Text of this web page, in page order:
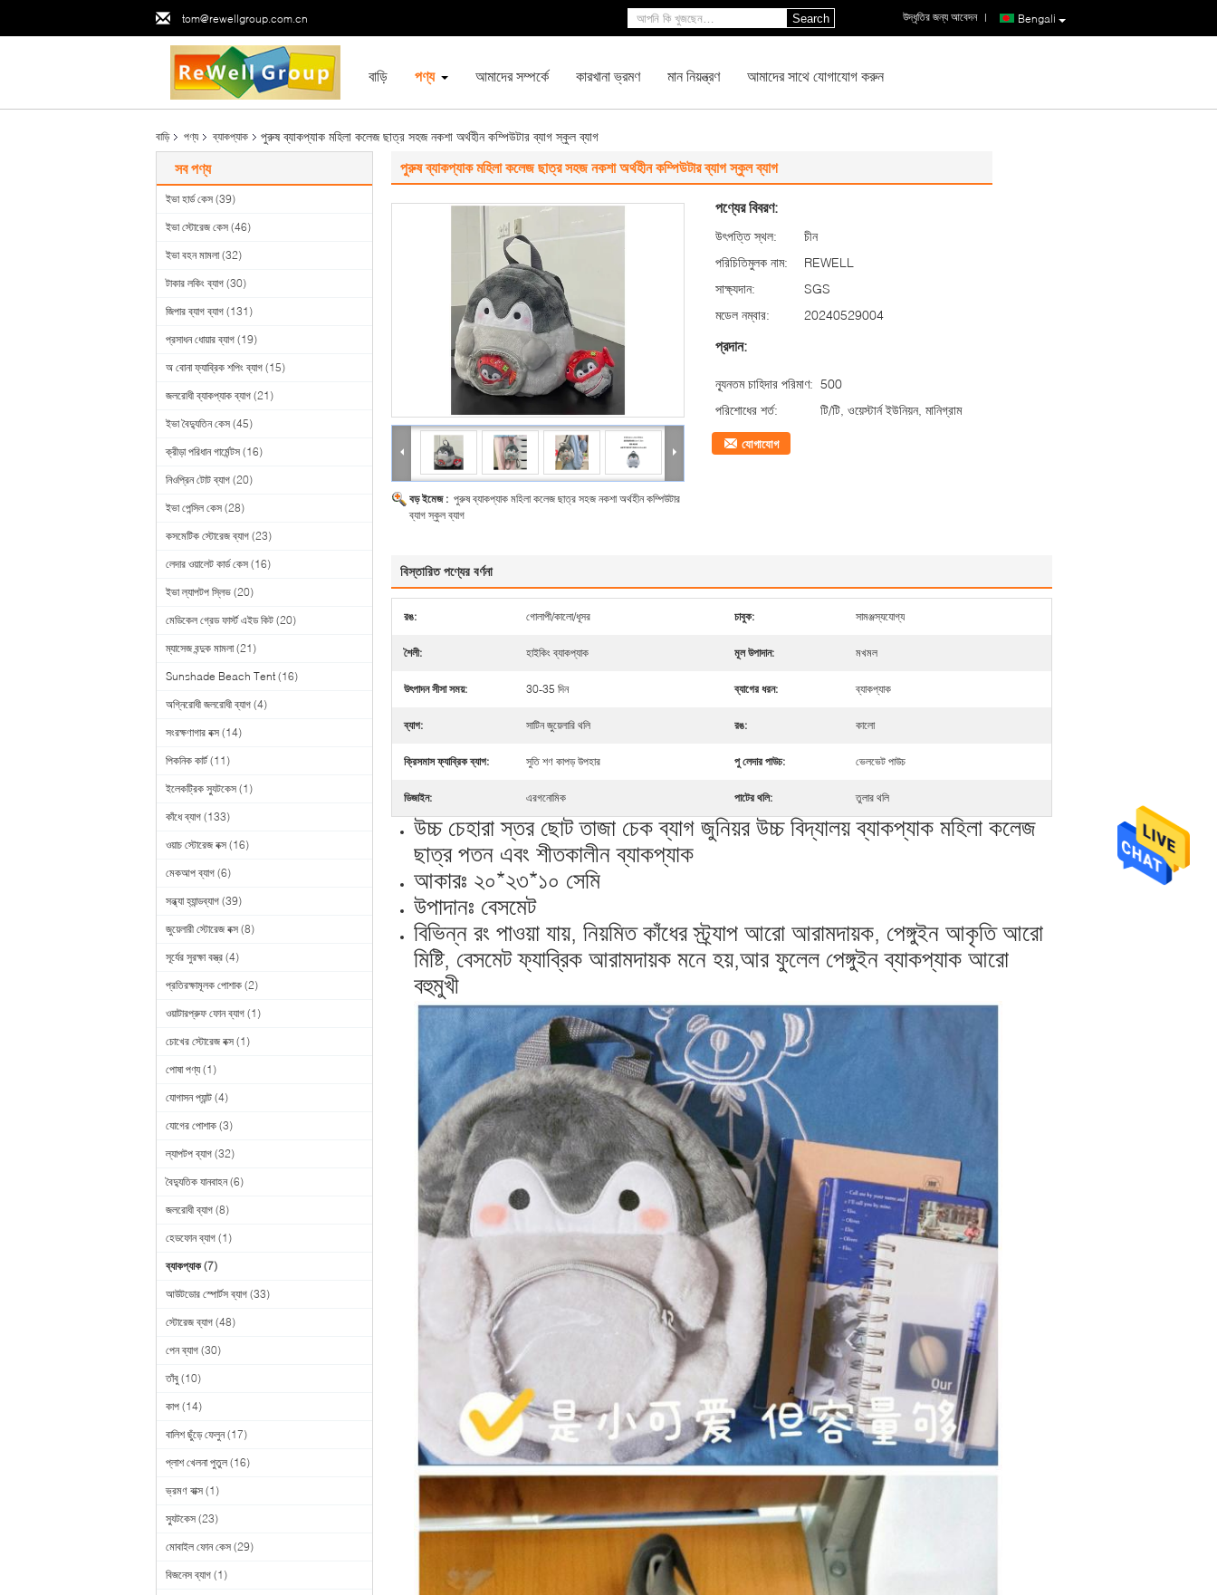
tom@rewellgroup.com.cn Bengali
উদ্ধৃতির জন্য আবেদন |
Search
বাড়ি পণ্য আমাদের সম্পর্কে কারখানা ভ্রমণ মান নিয়ন্ত্রণ আমাদের সাথে যোগাযোগ করুন
বাড়ি পণ্য ব্যাকপ্যাক পুরুষ ব্যাকপ্যাক মহিলা কলেজ ছাত্র সহজ নকশা অর্থহীন কম্পিউটার ব্যাগ স্কুল ব্যাগ
সব পণ্য
ইভা হার্ড কেস (39)
ইভা স্টোরেজ কেস (46)
ইভা বহন মামলা (32)
টাকার লকিং ব্যাগ (30)
জিপার ব্যাগ ব্যাগ (131)
প্রসাধন ধোয়ার ব্যাগ (19)
অ বোনা ফ্যাব্রিক শপিং ব্যাগ (15)
জলরোধী ব্যাকপ্যাক ব্যাগ (21)
ইভা বৈদ্যুতিন কেস (45)
ক্রীড়া পরিধান গার্মেন্টস (16)
নিওপ্রিন টোট ব্যাগ (20)
ইভা পেন্সিল কেস (28)
কসমেটিক স্টোরেজ ব্যাগ (23)
লেদার ওয়ালেট কার্ড কেস (16)
ইভা ল্যাপটপ স্লিভ (20)
মেডিকেল গ্রেড ফার্স্ট এইড কিট (20)
ম্যাসেজ বন্দুক মামলা (21)
Sunshade Beach Tent (16)
অগ্নিরোধী জলরোধী ব্যাগ (4)
সংরক্ষণাগার বক্স (14)
পিকনিক কার্ট (11)
ইলেকট্রিক স্যুটকেস (1)
কাঁধে ব্যাগ (133)
ওয়াচ স্টোরেজ বক্স (16)
মেকআপ ব্যাগ (6)
সন্ধ্যা হ্যান্ডব্যাগ (39)
জুয়েলারী স্টোরেজ বক্স (8)
সূর্যের সুরক্ষা বস্ত্র (4)
প্রতিরক্ষামূলক পোশাক (2)
ওয়াটারপ্রুফ ফোন ব্যাগ (1)
চোখের স্টোরেজ বক্স (1)
পোষা পণ্য (1)
যোগাসন প্যান্ট (4)
যোগের পোশাক (3)
ল্যাপটপ ব্যাগ (32)
বৈদ্যুতিক যানবাহন (6)
জলরোধী ব্যাগ (8)
হেডফোন ব্যাগ (1)
ব্যাকপ্যাক (7)
আউটডোর স্পোর্টস ব্যাগ (33)
স্টোরেজ ব্যাগ (48)
পেন ব্যাগ (30)
তাঁবু (10)
কাপ (14)
বালিশ ছুঁড়ে ফেলুন (17)
প্লাশ খেলনা পুতুল (16)
ভ্রমণ বাক্স (1)
স্যুটকেস (23)
মোবাইল ফোন কেস (29)
বিজনেস ব্যাগ (1)
পুরুষ ব্যাকপ্যাক মহিলা কলেজ ছাত্র সহজ নকশা অর্থহীন কম্পিউটার ব্যাগ স্কুল ব্যাগ
বড় ইমেজ : পুরুষ ব্যাকপ্যাক মহিলা কলেজ ছাত্র সহজ নকশা অর্থহীন কম্পিউটার
ব্যাগ স্কুল ব্যাগ
পণ্যের বিবরণ:
উৎপত্তি স্থল:
চীন
পরিচিতিমুলক নাম:
REWELL
সাক্ষ্যদান:
SGS
মডেল নম্বার:
20240529004
প্রদান:
ন্যূনতম চাহিদার পরিমাণ: 500
পরিশোধের শর্ত:
টি/টি, ওয়েস্টার্ন ইউনিয়ন, মানিগ্রাম
যোগাযোগ
বিস্তারিত পণ্যের বর্ণনা
রঙ: গোলাপী/কালো/ধূসর চাবুক: সামঞ্জস্যযোগ্য
শৈলী: হাইকিং ব্যাকপ্যাক মূল উপাদান: মখমল
উৎপাদন সীসা সময়: 30-35 দিন ব্যাগের ধরন: ব্যাকপ্যাক
ব্যাগ: সাটিন জুয়েলারি থলি রঙ: কালো
ক্রিসমাস ফ্যাব্রিক ব্যাগ: সুতি শণ কাপড় উপহার পু লেদার পাউচ: ভেলভেট পাউচ
ডিজাইন: এরগনোমিক পাটের থলি: তুলার থলি
উচ্চ চেহারা স্তর ছোট তাজা চেক ব্যাগ জুনিয়র উচ্চ বিদ্যালয় ব্যাকপ্যাক মহিলা কলেজ
ছাত্র পতন এবং শীতকালীন ব্যাকপ্যাক
আকারঃ ২০*২৩*১০ সেমি
উপাদানঃ বেসমেট
বিভিন্ন রং পাওয়া যায়, নিয়মিত কাঁধের স্ট্র্যাপ আরো আরামদায়ক, পেঙ্গুইন আকৃতি আরো
মিষ্টি, বেসমেট ফ্যাব্রিক আরামদায়ক মনে হয়,আর ফুলেল পেঙ্গুইন ব্যাকপ্যাক আরো
বহুমুখী